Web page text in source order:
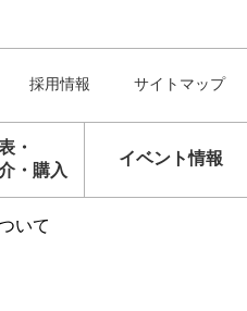
採用情報 サイトマップ
・
・購入
イベント情報
いて